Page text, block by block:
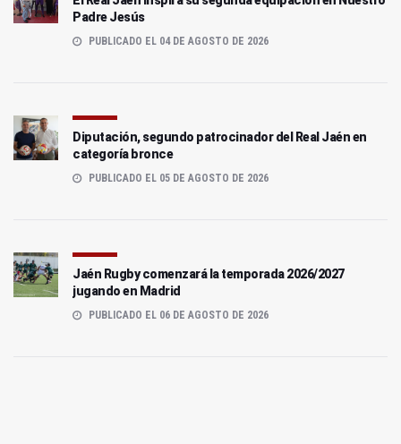
Padre Jesús
PUBLICADO EL 04 DE AGOSTO DE 2026
Diputación, segundo patrocinador del Real Jaén en
categoría bronce
PUBLICADO EL 05 DE AGOSTO DE 2026
Jaén Rugby comenzará la temporada 2026/2027
jugando en Madrid
PUBLICADO EL 06 DE AGOSTO DE 2026